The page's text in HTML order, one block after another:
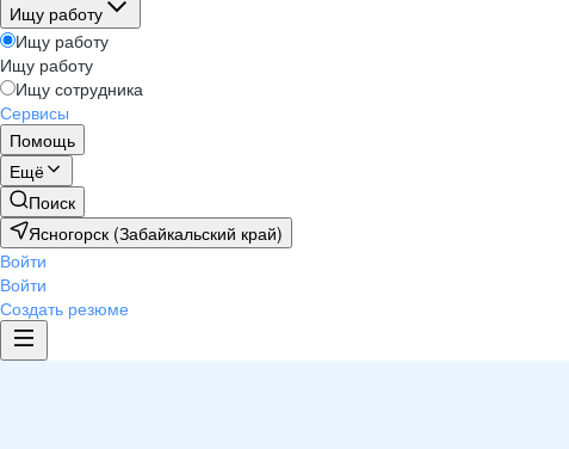
Ищу работу
Ищу работу
Ищу работу
Ищу сотрудника
Сервисы
Помощь
Ещё
Поиск
Ясногорск (Забайкальский край)
Войти
Войти
Создать резюме